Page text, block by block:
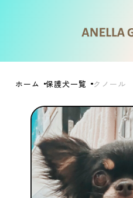
ホーム 保護犬一覧 クノール